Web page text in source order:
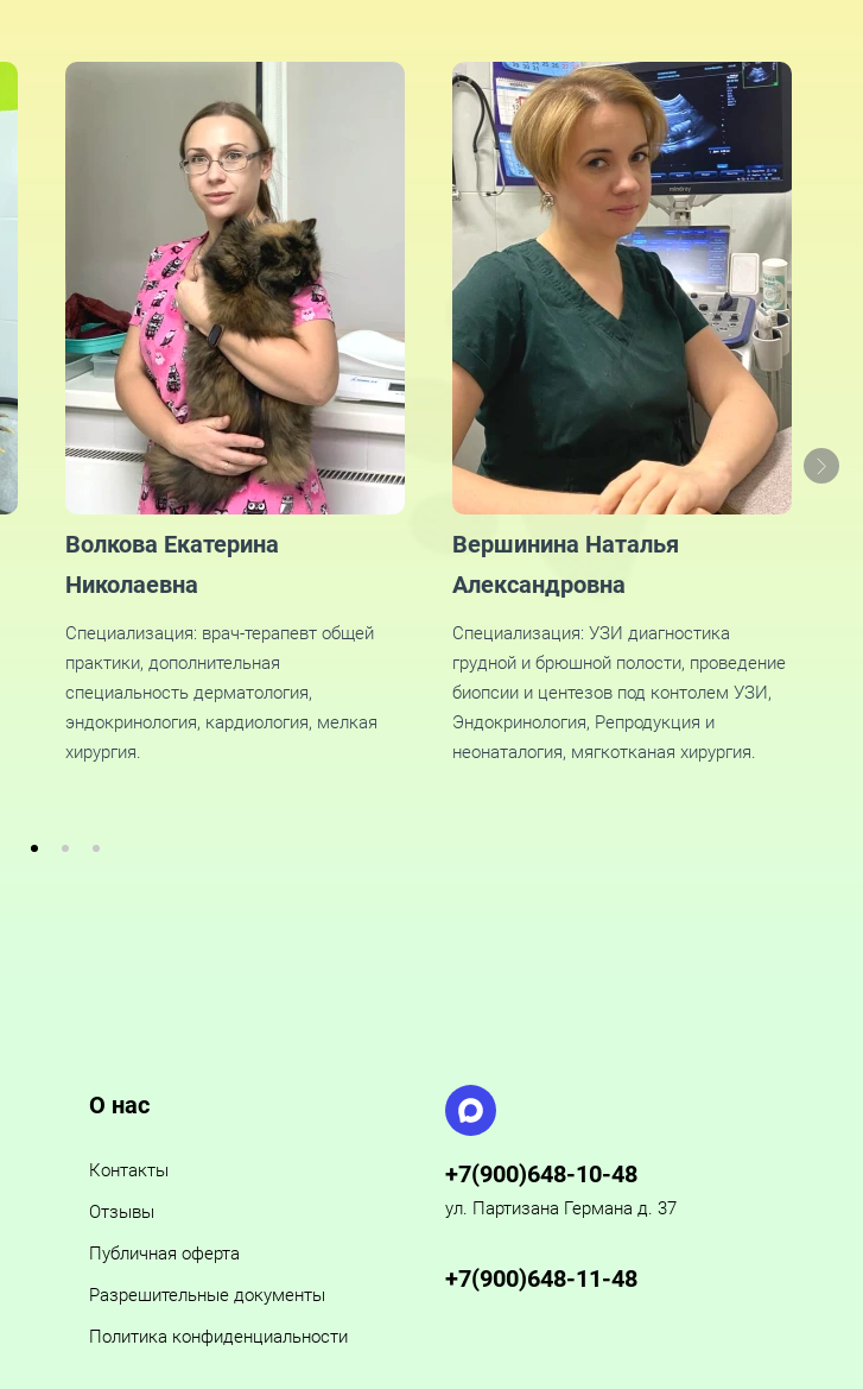
Волкова Екатерина
Николаевна
Специализация: врач-терапевт общей
практики, дополнительная
специальность дерматология,
эндокринология, кардиология, мелкая
хирургия.
Вершинина Наталья
Александровна
Специализация: УЗИ диагностика
грудной и брюшной полости, проведение
биопсии и центезов под контолем УЗИ,
Эндокринология, Репродукция и
неонаталогия, мягкотканая хирургия.
О нас
Контакты
Отзывы
Публичная оферта
Разрешительные документы
Политика конфиденциальности
+7(900)648-10-48
ул. Партизана Германа д. 37
+7(900)648-11-48